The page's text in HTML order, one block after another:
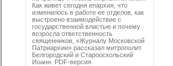
Как живет сегодня епархия, что
изменилось в работе ее отделов, как
выстроено взаимодействие с
государственной властью и почему
возросла ответственность
священников, «Журналу Московской
Патриархии» рассказал митрополит
Белгородский и Старооскольский
Иоанн. PDF-версия.